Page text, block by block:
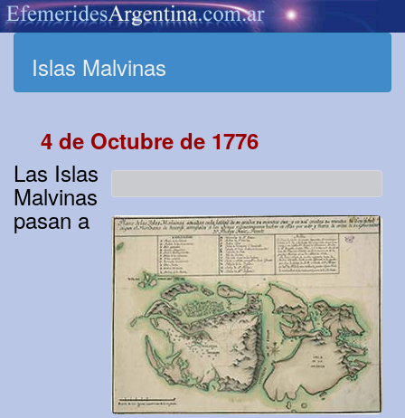
Islas Malvinas
4 de Octubre de 1776
Las Islas
Malvinas
pasan a